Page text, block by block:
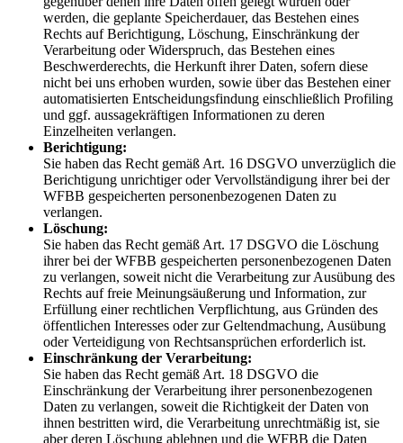
werden, die geplante Speicherdauer, das Bestehen eines
Rechts auf Berichtigung, Löschung, Einschränkung der
Verarbeitung oder Widerspruch, das Bestehen eines
Beschwerderechts, die Herkunft ihrer Daten, sofern diese
nicht bei uns erhoben wurden, sowie über das Bestehen einer
automatisierten Entscheidungsfindung einschließlich Profiling
und ggf. aussagekräftigen Informationen zu deren
Einzelheiten verlangen.
Berichtigung:
Sie haben das Recht gemäß Art. 16 DSGVO unverzüglich die
Berichtigung unrichtiger oder Vervollständigung ihrer bei der
WFBB gespeicherten personenbezogenen Daten zu
verlangen.
Löschung:
Sie haben das Recht gemäß Art. 17 DSGVO die Löschung
ihrer bei der WFBB gespeicherten personenbezogenen Daten
zu verlangen, soweit nicht die Verarbeitung zur Ausübung des
Rechts auf freie Meinungsäußerung und Information, zur
Erfüllung einer rechtlichen Verpflichtung, aus Gründen des
öffentlichen Interesses oder zur Geltendmachung, Ausübung
oder Verteidigung von Rechtsansprüchen erforderlich ist.
Einschränkung der Verarbeitung:
Sie haben das Recht gemäß Art. 18 DSGVO die
Einschränkung der Verarbeitung ihrer personenbezogenen
Daten zu verlangen, soweit die Richtigkeit der Daten von
ihnen bestritten wird, die Verarbeitung unrechtmäßig ist, sie
aber deren Löschung ablehnen und die WFBB die Daten